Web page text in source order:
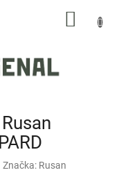
Značka: Rusan